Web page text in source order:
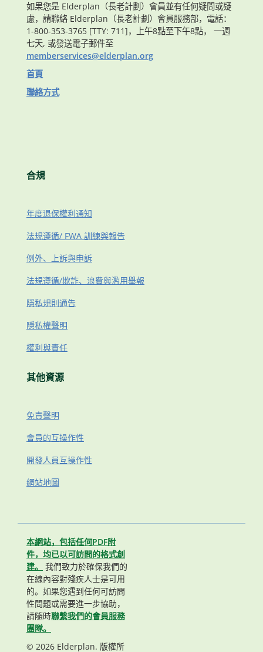
如果您是 Elderplan（長老計劃）會員並有任何疑問或疑
慮，請聯絡 Elderplan（長老計劃）會員服務部，電話：
1-800-353-3765 [TTY: 711]，上午8點至下午8點， 一週
七天, 或發送電子郵件至
memberservices@elderplan.org
首頁
聯絡方式
合規
年度退保權利通知
法規遵循/ FWA 訓練與報告
例外、上訴與申訴
法規遵循/欺詐、浪費與濫用舉報
隱私規則通告
隱私權聲明
權利與責任
其他資源
免責聲明
會員的互操作性
開發人員互操作性
網站地圖
本網站，包括任何PDF附
件，均已以可訪問的格式創
建。
我們致力於確保我們的
在線內容對殘疾人士是可用
的。如果您遇到任何可訪問
性問題或需要進一步協助，
請隨時聯繫我們的會員服務
團隊。
© 2026 Elderplan. 版權所